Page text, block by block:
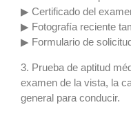
▶ Certificado del
▶ Fotografía reciente
▶ Formulario de
3. Prueba de aptitud
examen de la vista, la
general para conducir.